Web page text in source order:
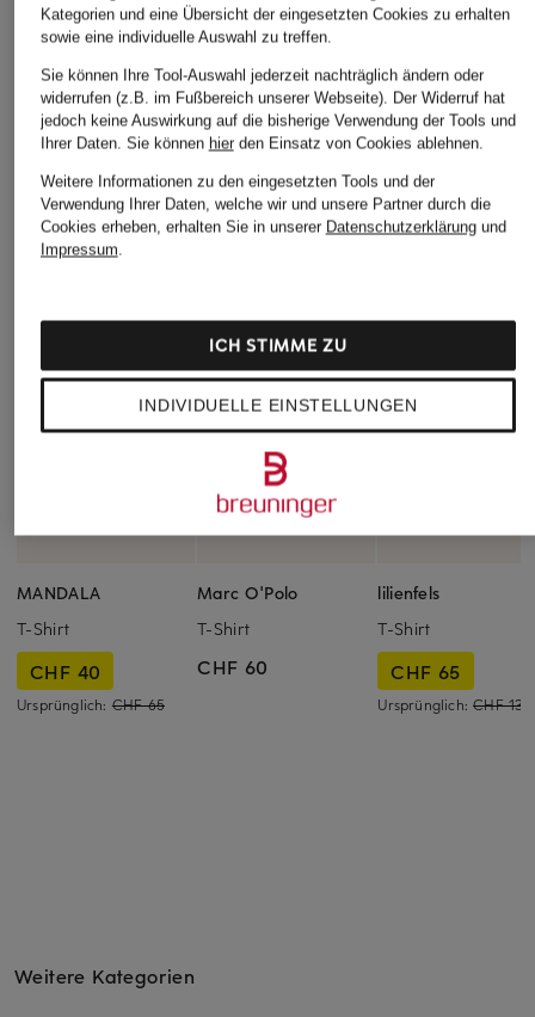
MANDALA
T-Shirt
CHF 40
Ursprünglich: CHF 65
Marc O'Polo
T-Shirt
CHF 60
lilienfels
T-Shirt
CHF 65
Ursprünglich:CHF 139
Weitere Kategorien
Kategorien und eine Übersicht der eingesetzten Cookies zu erhalten
sowie eine individuelle Auswahl zu treffen.
Sie können Ihre Tool-Auswahl jederzeit nachträglich ändern oder
widerrufen (z.B. im Fußbereich unserer Webseite). Der Widerruf hat
jedoch keine Auswirkung auf die bisherige Verwendung der Tools und
Ihrer Daten. Sie können hierden Einsatz von Cookies ablehnen.
Weitere Informationen zu den eingesetzten Tools und der
Verwendung Ihrer Daten, welche wir und unsere Partner durch die
Cookies erheben, erhalten Sie in unserer Datenschutzerklärungund
Impressum.
INDIVIDUELLE EINSTELLUNGEN
ICH STIMME ZU